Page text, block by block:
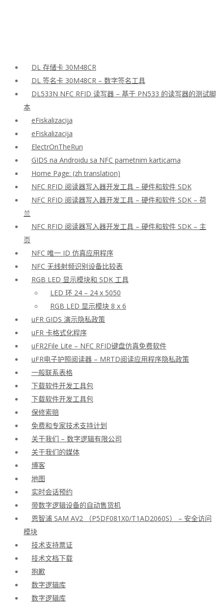
DL 存储卡 30M48CR
DL 签名卡 30M48CR – 数字签名工具
DL533N NFC RFID 读写器 – 基于 PN533 的读写器的测试脚
本
eFiskalizacija
eFiskalizacija
ElectrOnTheRun
GIDS na Androidu sa NFC pametnim karticama
Home Page: (zh translation)
NFC RFID 阅读器写入器开发工具 – 硬件和软件 SDK
NFC RFID 阅读器写入器开发工具 – 硬件和软件 SDK – 荷
兰
NFC RFID 阅读器写入器开发工具 – 硬件和软件 SDK – 主
页
NFC 唯一 ID 仿真应用程序
NFC 无线射频识别设备比较表
RGB LED 显示模块和 SDK 工具
LED 环 24 – 24 x 5050
RGB LED 显示模块 8 x 6
uFR GIDS 演示隐私政策
uFR 卡格式化程序
uFR2File Lite – NFC RFID键盘仿真免费软件
uFR电子护照阅读器 – MRTD阅读应用程序隐私政策
一般联系表格
下载软件开发工具包
下载软件开发工具包
保修索赔
免费和专家技术支持计划
关于我们 – 数字逻辑有限公司
关于我们的媒体
博客
地图
实时会话预约
带数字逻辑设备的自动售货机
恩智浦 SAM AV2 （P5DF081X0/T1AD2060S） – 安全访问
模块
技术支持票证
技术文档下载
抱歉
数字逻辑库
数字逻辑库